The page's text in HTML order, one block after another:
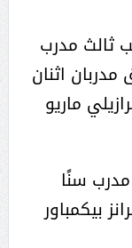
ثالث مدرب
اثنان
ماريو
أصغر مدرب سنًا
بيكمباور